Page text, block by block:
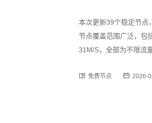
本次更新39个稳定节点
节点覆盖范围广泛，包
31M/S，全部为不限流
为订阅格式，用户可通
免费节点 2026-